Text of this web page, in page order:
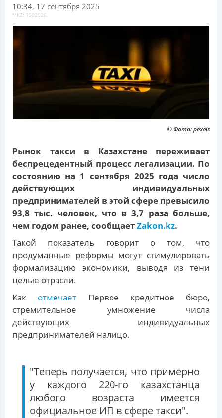
10:34, 17 сентября 2025
MKZ: 1503926
© Фото: pexels
Рынок такси в Казахстане переживает
беспрецедентный процесс легализации. По
состоянию на 1 сентября 2025 года число
действующих индивидуальных
предпринимателей в этой сфере превысило
93,8 тыс. человек, что в 3,7 раза больше,
чем годом ранее, сообщаетZakon.kz.
Такой показатель говорит о том, что
продуманные реформы могут стимулировать
формализацию экономики, выводя из тени
целые отрасли.
Как отмечает Первое кредитное бюро,
стремительное умножение числа
действующих индивидуальных
предпринимателей налицо.
"Теперь получается, что примерно
у каждого 220-го казахстанца
любого возраста имеется
официальное ИП в сфере такси".